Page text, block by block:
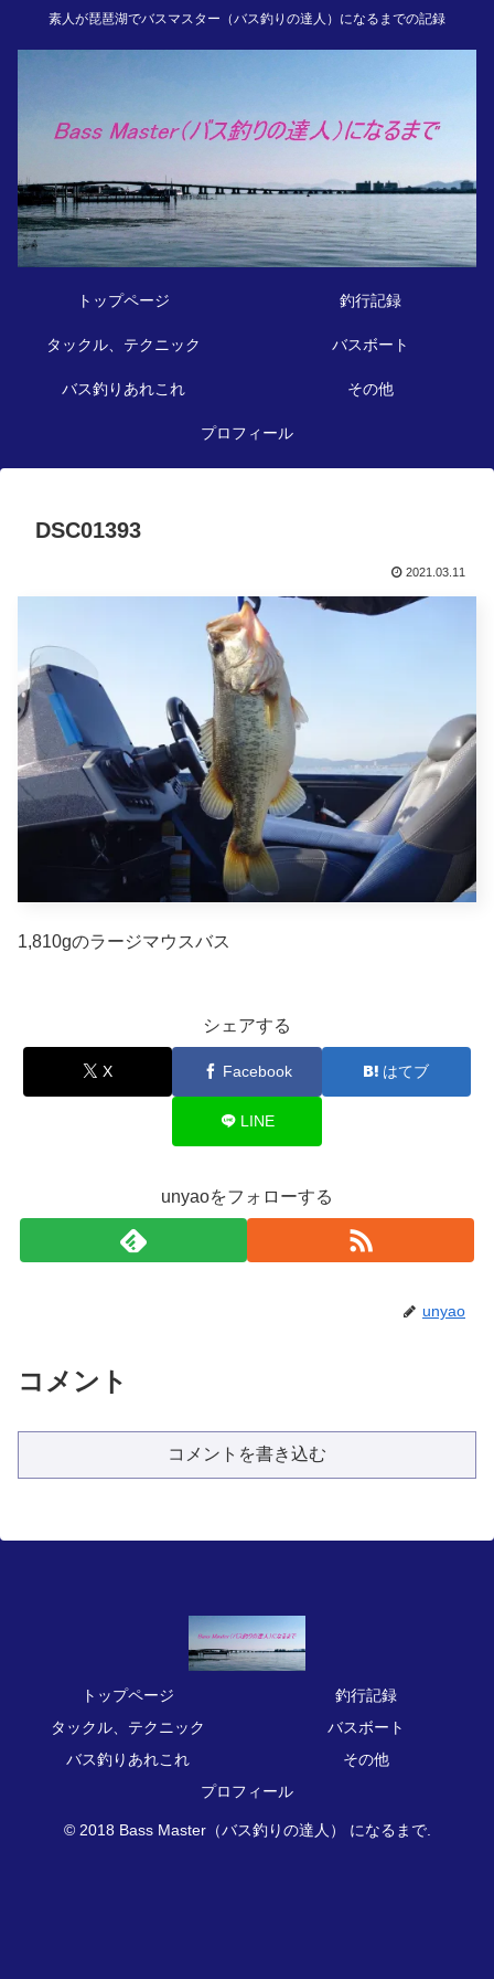
素人が琵琶湖でバスマスター（バス釣りの達人）になるまでの記録
トップページ 釣行記録
タックル、テクニック バスボート
バス釣りあれこれ その他
プロフィール
DSC01393
2021.03.11
1,810gのラージマウスバス
シェアする
X Facebook はてブ
LINE
unyaoをフォローする
unyao
コメント
コメントを書き込む
トップページ
釣行記録
タックル、テクニック
バスボート
バス釣りあれこれ
その他
プロフィール
© 2018 Bass Master（バス釣りの達人） になるまで.